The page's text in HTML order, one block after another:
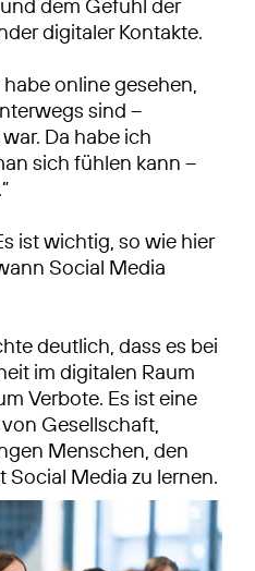
dem Gefühl der
digitaler Kontakte.
habe online gesehen,
sind –
Da habe ich
sich fühlen kann –
ist wichtig, so wie hier
Social Media
deutlich, dass es bei
im digitalen Raum
Verbote. Es ist eine
Gesellschaft,
Menschen, den
Media zu lernen.